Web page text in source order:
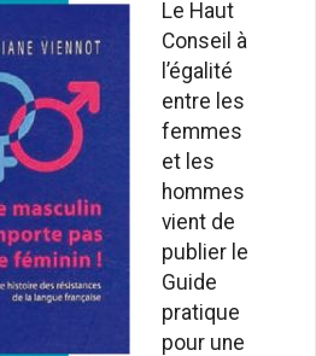
Le Haut
Conseil à
l’égalité
entre les
femmes
et les
hommes
vient de
publier le
Guide
pratique
pour une